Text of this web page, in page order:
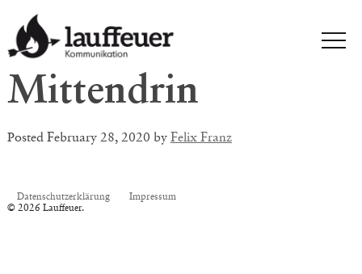
Mittendrin
Posted February 28, 2020 by Felix Franz
Datenschutzerklärung
Impressum
© 2026 Lauffeuer.